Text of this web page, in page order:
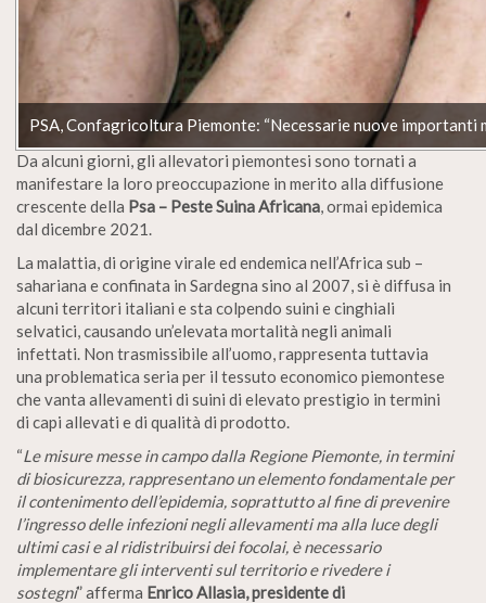
PSA, Confagricoltura Piemonte: “Necessarie nuove importanti
Da alcuni giorni, gli allevatori piemontesi sono tornati a
manifestare la loro preoccupazione in merito alla diffusione
crescente della Psa – Peste Suina Africana, ormai epidemica
dal dicembre 2021.
La malattia, di origine virale ed endemica nell’Africa sub –
sahariana e confinata in Sardegna sino al 2007, si è diffusa in
alcuni territori italiani e sta colpendo suini e cinghiali
selvatici, causando un’elevata mortalità negli animali
infettati. Non trasmissibile all’uomo, rappresenta tuttavia
una problematica seria per il tessuto economico piemontese
che vanta allevamenti di suini di elevato prestigio in termini
di capi allevati e di qualità di prodotto.
“Le misure messe in campo dalla Regione Piemonte, in termini
di biosicurezza, rappresentano un elemento fondamentale per
il contenimento dell’epidemia, soprattutto al fine di prevenire
l’ingresso delle infezioni negli allevamenti ma alla luce degli
ultimi casi e al ridistribuirsi dei focolai, è necessario
implementare gli interventi sul territorio e rivedere i
sostegni” afferma Enrico Allasia, presidente di